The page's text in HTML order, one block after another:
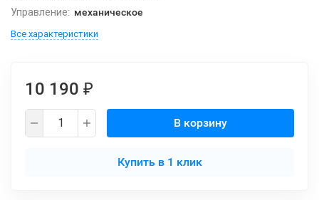
Управление: механическое
Все характеристики
10 190 ₽
В корзину
Купить в 1 клик